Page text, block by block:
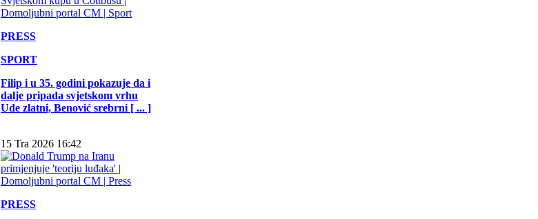
PRESS
SPORT
Filip i u 35. godini pokazuje da i
dalje pripada svjetskom vrhu
Ude zlatni, Benović srebrni [ ... ]
15 Tra 2026 16:42
PRESS